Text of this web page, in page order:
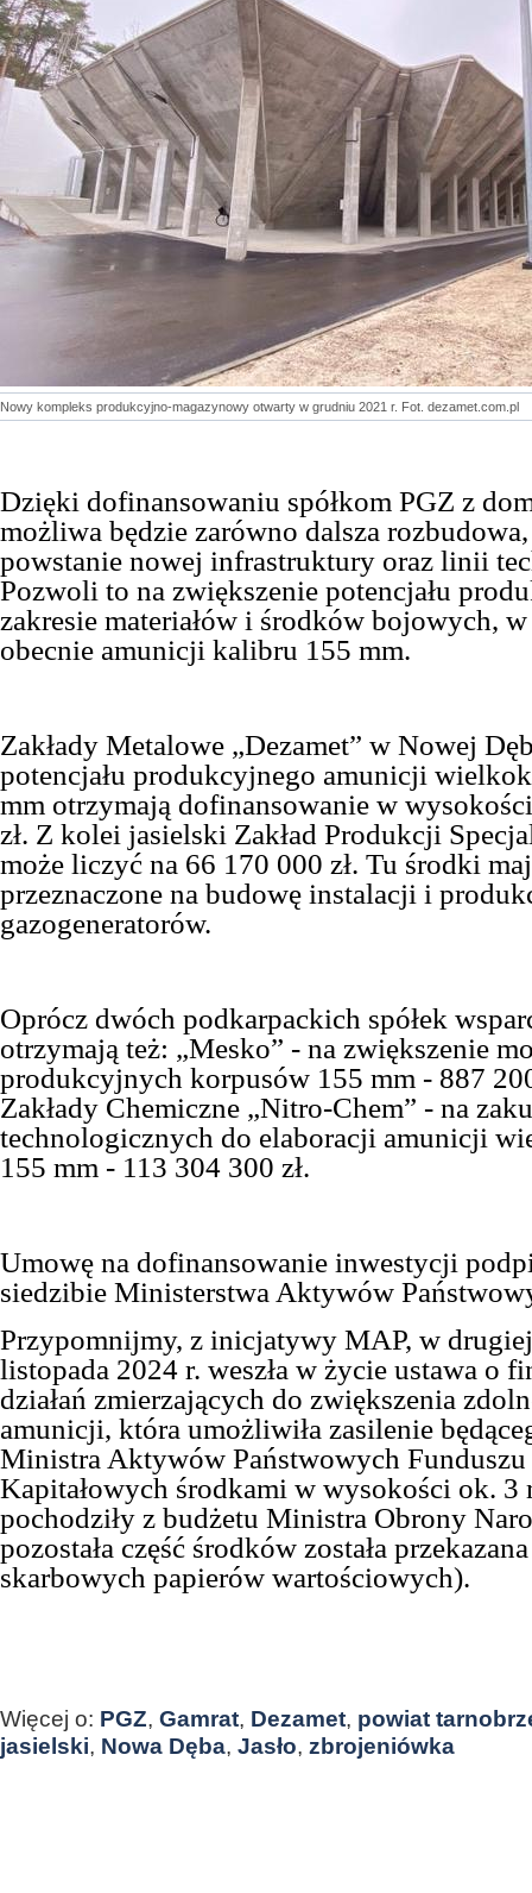
Nowy kompleks produkcyjno-magazynowy otwarty w grudniu 2021 r. Fot. dezamet.com.pl
Dzięki dofinansowaniu spółkom PGZ z
możliwa będzie zarówno dalsza
powstanie nowej infrastruktury oraz linii
Pozwoli to na zwiększenie potencjału
zakresie materiałów i środków bojowych,
obecnie amunicji kalibru 155 mm.
Zakłady Metalowe „Dezamet” w Nowej
potencjału produkcyjnego amunicji
mm otrzymają dofinansowanie w
zł. Z kolei jasielski Zakład Produkcji
może liczyć na 66 170 000 zł. Tu środki
przeznaczone na budowę instalacji i
gazogeneratorów.
Oprócz dwóch podkarpackich spółek
otrzymają też: „Mesko” - na zwiększenie
produkcyjnych korpusów 155 mm - 887
Zakłady Chemiczne „Nitro-Chem” - na
technologicznych do elaboracji amunicji
155 mm - 113 304 300 zł.
Umowę na dofinansowanie inwestycji
siedzibie Ministerstwa Aktywów
Przypomnijmy, z inicjatywy MAP, w
listopada 2024 r. weszła w życie ustawa o
działań zmierzających do zwiększenia
amunicji, która umożliwiła zasilenie
Ministra Aktywów Państwowych
Kapitałowych środkami w wysokości ok. 3
pochodziły z budżetu Ministra Obrony
pozostała część środków została
skarbowych papierów wartościowych).
Więcej o: PGZ, Gamrat, Dezamet, powiat
jasielski, Nowa Dęba, Jasło, zbrojeniówka